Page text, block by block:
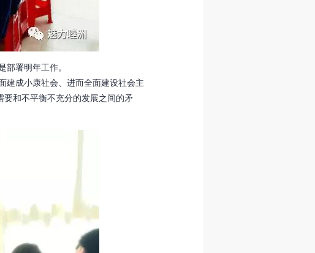
署明年工作。
成小康社会、进而全面建设社会主
要和不平衡不充分的发展之间的矛